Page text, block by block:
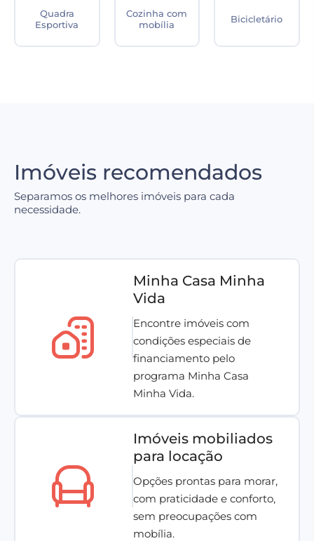
Quadra
Esportiva
Cozinha com
mobília
Bicicletário
Imóveis recomendados
Separamos os melhores imóveis para cada
necessidade.
Minha Casa Minha
Vida
Encontre imóveis com
condições especiais de
financiamento pelo
programa Minha Casa
Minha Vida.
Imóveis mobiliados
para locação
Opções prontas para morar,
com praticidade e conforto,
sem preocupações com
mobília.